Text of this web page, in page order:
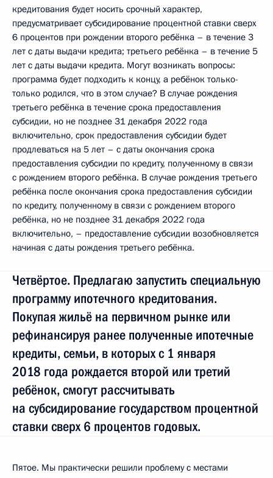
кредитования будет носить срочный характер,
предусматривает субсидирование процентной ставки сверх
6 процентов при рождении второго ребёнка – в течение 3
лет с даты выдачи кредита; третьего ребёнка – в течение 5
лет с даты выдачи кредита. Могут возникать вопросы:
программа будет подходить к концу, а ребёнок только-
только родился, что в этом случае? В случае рождения
третьего ребёнка в течение срока предоставления
субсидии, но не позднее 31 декабря 2022 года
включительно, срок предоставления субсидии будет
продлеваться на 5 лет – с даты окончания срока
предоставления субсидии по кредиту, полученному в связи
с рождением второго ребёнка. В случае рождения третьего
ребёнка после окончания срока предоставления субсидии
по кредиту, полученному в связи с рождением второго
ребёнка, но не позднее 31 декабря 2022 года
включительно, – предоставление субсидии возобновляется
начиная с даты рождения третьего ребёнка.
Четвёртое. Предлагаю запустить специальную
программу ипотечного кредитования.
Покупая жильё на первичном рынке или
рефинансируя ранее полученные ипотечные
кредиты, семьи, в которых с 1 января
2018 года рождается второй или третий
ребёнок, смогут рассчитывать
на субсидирование государством процентной
ставки сверх 6 процентов годовых.
Пятое. Мы практически решили проблему с местами